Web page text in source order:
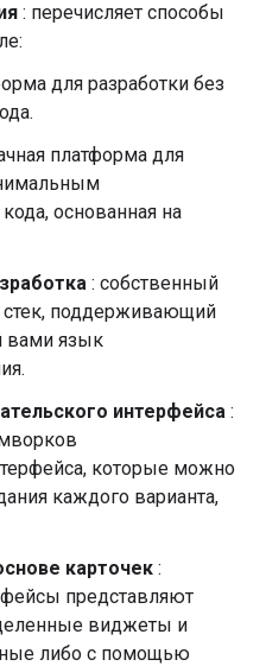
: перечисляет способы
для разработки без
платформа для
основанная на
: собственный
стек, поддерживающий
вами язык
интерфейса :
которые можно
каждого варианта,
карточек :
представляют
виджеты и
либо с помощью